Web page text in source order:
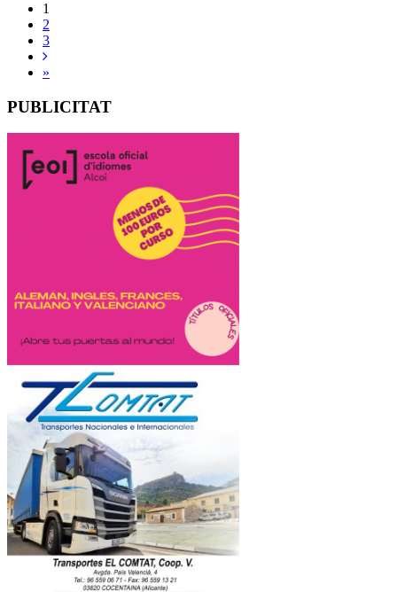
1
2
3
»
PUBLICITAT